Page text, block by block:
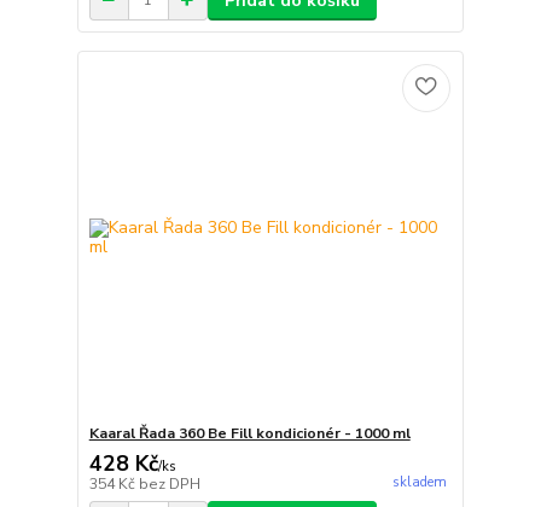
Kaaral Řada 360 Be Fill kondicionér - 1000 ml
428 Kč/ks
354 Kč bez DPH skladem